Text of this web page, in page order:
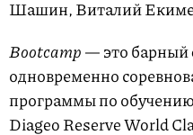
Шашин, Виталий
Bootcamp— это барный
одновременно
программы по
Diageo Reserve World